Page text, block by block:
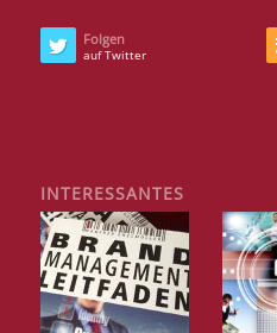
Folgen
auf Twitter
INTERESSANTES